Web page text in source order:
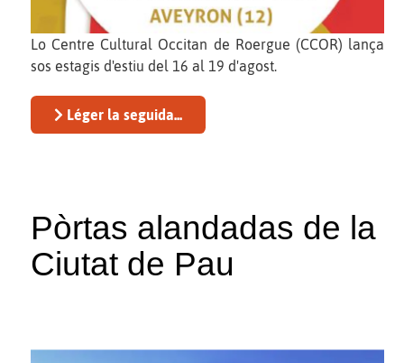
Lo Centre Cultural Occitan de Roergue (CCOR) lança
sos estagis d'estiu del 16 al 19 d'agost.
Léger la seguida...
Pòrtas alandadas de la
Ciutat de Pau